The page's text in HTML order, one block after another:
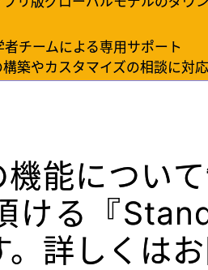
チームによる専用サポート
築やカスタマイズの相談に対
能につい
ける『
。詳しくは